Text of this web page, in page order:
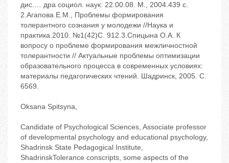
дис.… дра социол. наук: 22.00.08. ‬М., 2004.‬439 c.
2.Агапова Е.М., Проблемы формирования
толерантного сознания у молодежи //Наука и
практика.‬2010. ‬№1(42)‬С. 9‬12.3.Спицына О.А. К
вопросу о проблеме формирования межличностной
толерантности // Актуальные проблемы оптимизации
образовательного процесса в современных условиях:
материалы педагогических чтений. ‬Шадринск, 2005. ‬С.
65‬69.
Oksana Spitsyna,
Candidate of Psychological Sciences, Associate professor
of developmental psychology and educational psychology,
Shadrinsk State Pedagogical Institute,
ShadrinskTolerance conscripts, some aspects of the